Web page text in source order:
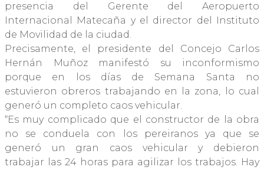
presencia del Gerente del Aeropuerto
Internacional Matecaña y el director del Instituto
de Movilidad de la ciudad.
Precisamente, el presidente del Concejo Carlos
Hernán Muñoz manifestó su inconformismo
porque en los días de Semana Santa no
estuvieron obreros trabajando en la zona, lo cual
generó un completo caos vehicular.
“Es muy complicado que el constructor de la obra
no se conduela con los pereiranos ya que se
generó un gran caos vehicular y debieron
trabajar las 24 horas para agilizar los trabajos. Hay